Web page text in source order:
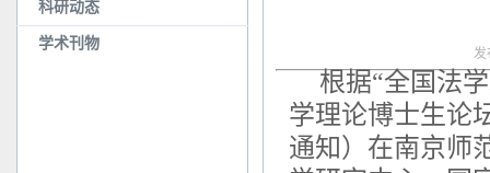
科研动态
学术刊物
根据“全国法
学理论博士生论
通知）在南京师